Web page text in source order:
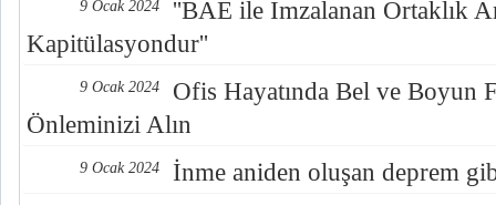
9 Ocak 2024
''BAE ile İmzalanan Ortaklık
Kapitülasyondur''
9 Ocak 2024
Ofis Hayatında Bel ve Boyun
Önleminizi Alın
9 Ocak 2024 İnme aniden oluşan deprem